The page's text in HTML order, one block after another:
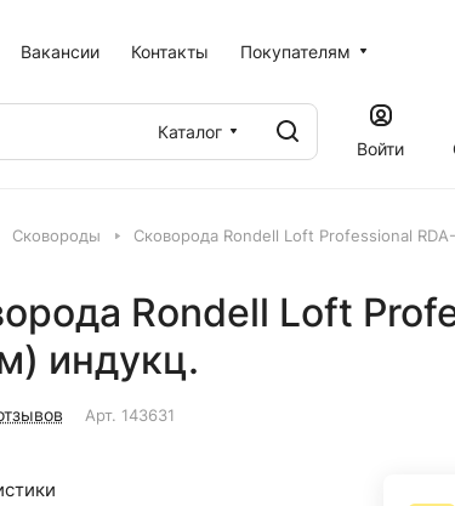
Вакансии Контакты Покупателям
Каталог
Войти
Сковороды Сковорода Rondell Loft Professional
Rondell Loft
индукц.
Арт. 143631